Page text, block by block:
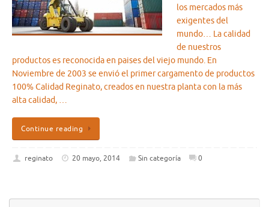
los mercados más
exigentes del
mundo… La calidad
de nuestros
productos es reconocida en paises del viejo mundo. En
Noviembre de 2003 se envió el primer cargamento de productos
100% Calidad Reginato, creados en nuestra planta con la más
alta calidad, …
Continue reading
reginato 20 mayo, 2014 Sin categoría 0